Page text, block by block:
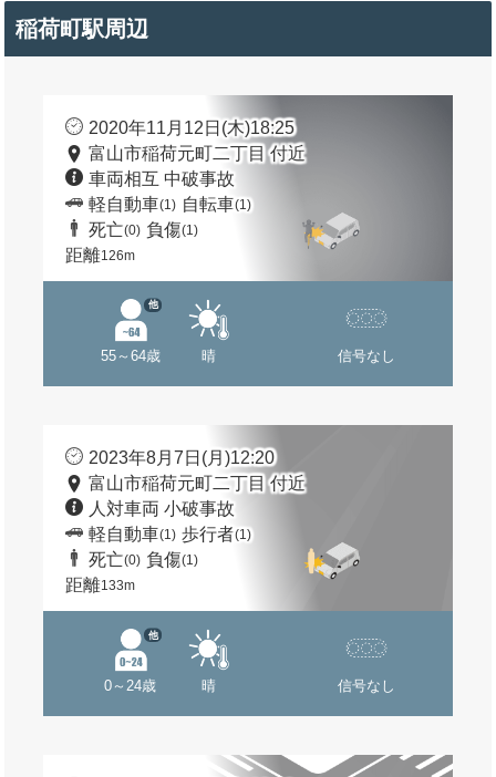
稲荷町駅周辺
2020年11月12日(木)18:25
富山市稲荷元町二丁目 付近
車両相互 中破事故
軽自動車(1) 自転車(1)
死亡(0) 負傷(1)
距離126m
55～64歳
他
晴 信号なし
2023年8月7日(月)12:20
富山市稲荷元町二丁目 付近
人対車両 小破事故
軽自動車(1) 歩行者(1)
死亡(0) 負傷(1)
距離133m
0～24歳
他
晴 信号なし